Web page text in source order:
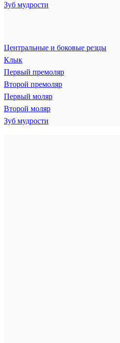
Зуб мудрости
Центральные и боковые резцы
Клык
Первый премоляр
Второй премоляр
Первый моляр
Второй моляр
Зуб мудрости